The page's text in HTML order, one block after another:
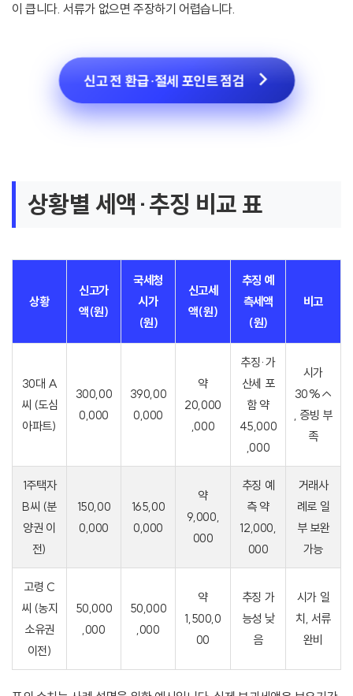
이 큽니다. 서류가 없으면 주장하기 어렵습니다.
신고 전 환급·절세 포인트 점검
상황별 세액·추징 비교 표
상황
신고가
액(원)
국세청
시가
(원)
신고세
액(원)
추징 예
측세액
(원)
비고
30대 A
씨 (도심
아파트)
300,00
0,000
390,00
0,000
약
20,000
,000
추징·가
산세 포
함 약
45,000
,000
시가
30%↑
, 증빙 부
족
1주택자
B씨 (분
양권 이
전)
150,00
0,000
165,00
0,000
약
9,000,
000
추징 예
측 약
12,000,
000
거래사
례로 일
부 보완
가능
고령 C
씨 (농지
소유권
이전)
50,000
,000
50,000
,000
약
1,500,0
00
추징 가
능성 낮
음
시가 일
치, 서류
완비